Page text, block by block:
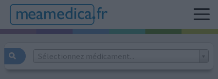
Sélectionnez médicament...